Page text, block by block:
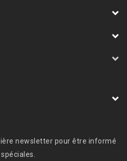
newsletter pour être informé